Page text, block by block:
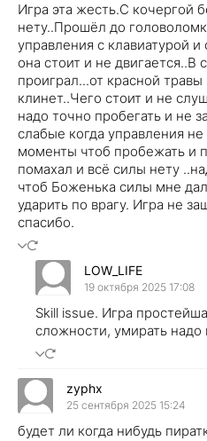
Игра эта жесть.С кочергой
нету..Прошёл до
управления с клавиатурой
она стоит и не двигается..В
проиграл...от красной травы
клинет..Чего стоит и не
надо точно пробегать и не
слабые когда управления
моменты чтоб пробежать и
помахал и всё силы нету
чтоб Боженька силы мне
ударить по врагу. Игра не
спасибо.
LOW_LIFE
19 октября 2025 17:08
Skill issue. Игра
сложности, умирать надо
zyphx
25 сентября 2025 15:24
будет ли когда нибудь